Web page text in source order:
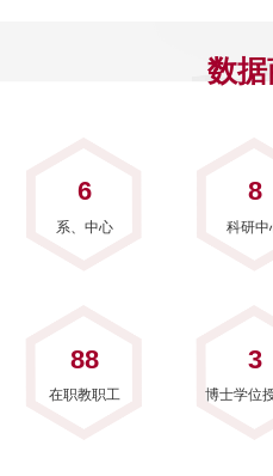
数
6
系、中心
8
科研中
88
在职教职工
3
博士学位